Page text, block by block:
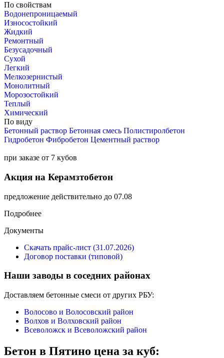
По свойствам
Водонепроницаемый
Износостойкий
Жидкий
Ремонтный
Безусадочный
Сухой
Легкий
Мелкозернистый
Монолитный
Морозостойкий
Теплый
Химический
По виду
Бетонный раствор Бетонная смесь Полистиролбетон
Гидробетон Фибробетон Цементный раствор
при заказе от 7 кубов
Акция на Керамзтобетон
предложение действительно до 07.08
Подробнее
Документы
Скачать прайс-лист (31.07.2026)
Договор поставки (типовой)
Наши заводы в соседних районах
Доставляем бетонные смеси от других РБУ:
Волосово и Волосовский район
Волхов и Волховский район
Всеволожск и Всеволожский район
Бетон в Пятино цена за куб: